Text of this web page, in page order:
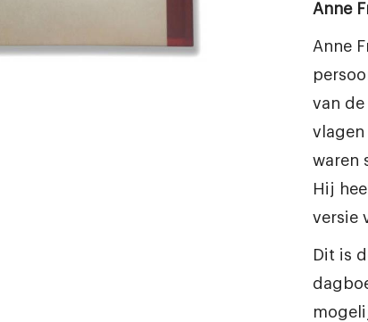
Anne
Anne
van
vlagen
waren
Hij
versie
Dit is